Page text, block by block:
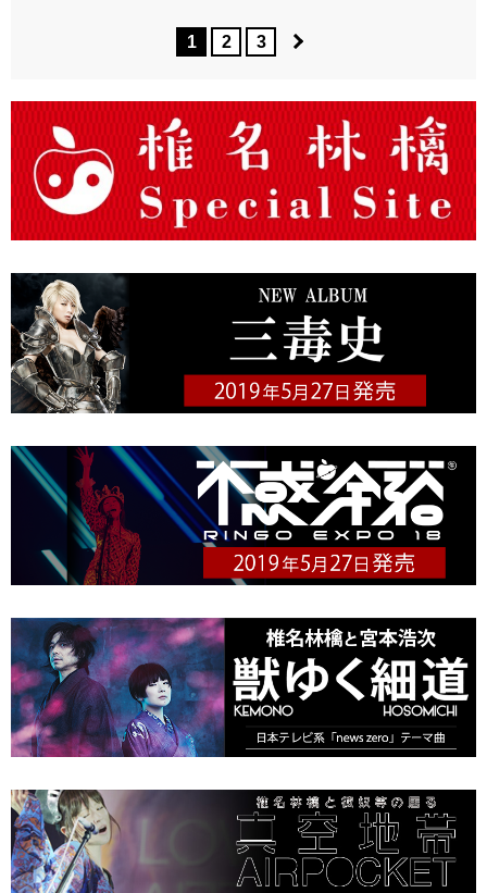
1 2 3